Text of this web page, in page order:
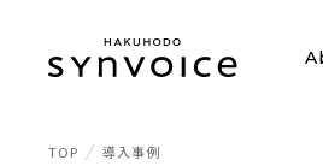
TOP 導入事例